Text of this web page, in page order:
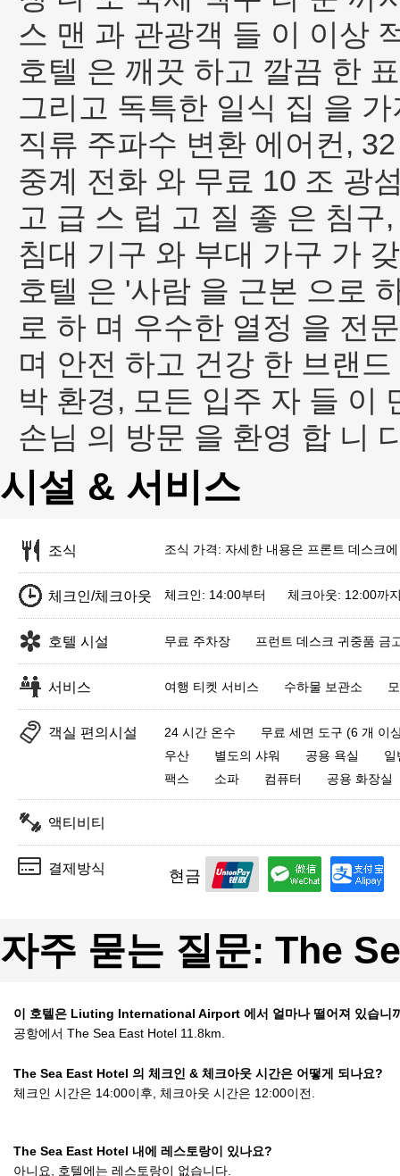
스 맨 과 관광객 들 이 이상
호텔 은 깨끗 하고 깔끔 한
그리고 독특한 일식 집 을
직류 주파수 변환 에어컨,
중계 전화 와 무료 10 조 광
고 급 스 럽 고 질 좋 은 침
침대 기구 와 부대 가구 가
호텔 은 '사람 을 근본 으로
로 하 며 우수한 열정 을 전
며 안전 하고 건강 한 브랜
박 환경, 모든 입주 자 들 이
손님 의 방문 을 환영 합 니
시설 & 서비스
조식 조식 가격: 자세한 내용은 프론트 데스크
체크인/체크아웃 체크인: 14:00부터 체크아웃: 12:00까
호텔 시설 무료 주차장 프런트 데스크 귀중품 금
서비스 여행 티켓 서비스 수하물 보관소
객실 편의시설 24 시간 온수
무료 세면 도구 (6 개 이
우산
별도의 샤워 공용 욕실
일
팩스
소파 컴퓨터 공용 화장실
액티비티
결제방식 현금
자주 묻는 질문: The
이 호텔은 Liuting International Airport 에서 얼마나 떨어져 있습니
공항에서 The Sea East Hotel 11.8km.
The Sea East Hotel 의 체크인 & 체크아웃 시간은 어떻게 되나요?
체크인 시간은 14:00이후, 체크아웃 시간은 12:00이전.
The Sea East Hotel 내에 레스토랑이 있나요?
아니요, 호텔에는 레스토랑이 없습니다.